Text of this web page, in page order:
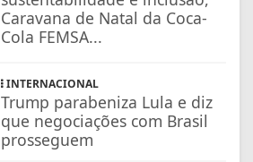
Caravana de Natal da Coca-
Cola FEMSA...
INTERNACIONAL
Trump parabeniza Lula e diz
que negociações com Brasil
prosseguem